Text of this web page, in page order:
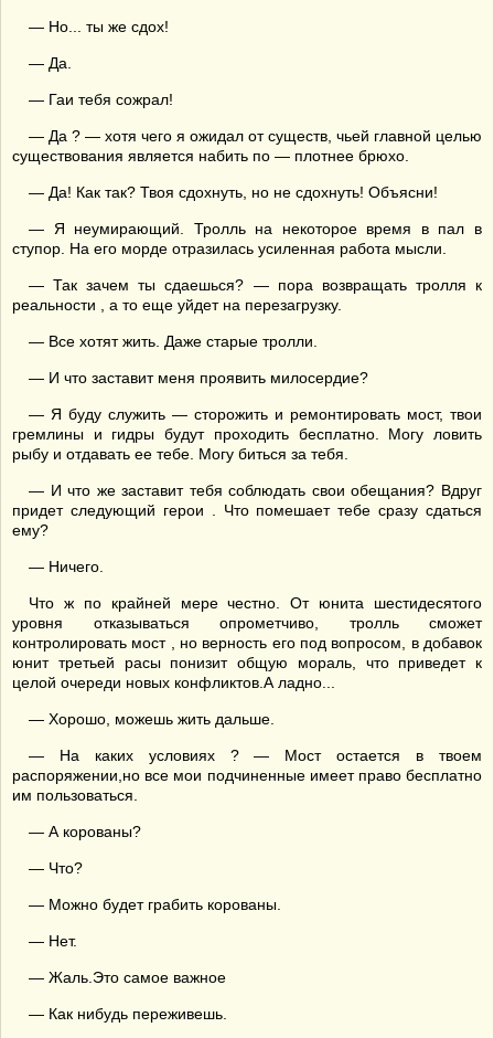
— Но... ты же сдох!
— Да.
— Гаи тебя сожрал!
— Да ? — хотя чего я ожидал от существ, чьей главной целью
существования является набить по — плотнее брюхо.
— Да! Как так? Твоя сдохнуть, но не сдохнуть! Объясни!
— Я неумирающий. Тролль на некоторое время в пал в
ступор. На его морде отразилась усиленная работа мысли.
— Так зачем ты сдаешься? — пора возвращать тролля к
реальности , а то еще уйдет на перезагрузку.
— Все хотят жить. Даже старые тролли.
— И что заставит меня проявить милосердие?
— Я буду служить — сторожить и ремонтировать мост, твои
гремлины и гидры будут проходить бесплатно. Могу ловить
рыбу и отдавать ее тебе. Могу биться за тебя.
— И что же заставит тебя соблюдать свои обещания? Вдруг
придет следующий герои . Что помешает тебе сразу сдаться
ему?
— Ничего.
Что ж по крайней мере честно. От юнита шестидесятого
уровня отказываться опрометчиво, тролль сможет
контролировать мост , но верность его под вопросом, в добавок
юнит третьей расы понизит общую мораль, что приведет к
целой очереди новых конфликтов.А ладно...
— Хорошо, можешь жить дальше.
— На каких условиях ? — Мост остается в твоем
распоряжении,но все мои подчиненные имеет право бесплатно
им пользоваться.
— А корованы?
— Что?
— Можно будет грабить корованы.
— Нет.
— Жаль.Это самое важное
— Как нибудь переживешь.